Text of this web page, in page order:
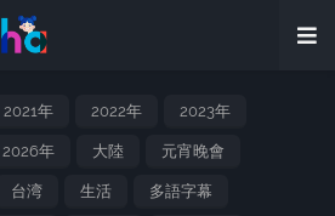
2021年 2022年 2023年
2026年 大陸 元宵晚會
台湾 生活 多語字幕